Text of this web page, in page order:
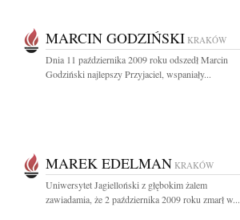
MARCIN GODZIŃSKI KRAKÓW
Dnia 11 października 2009 roku odszedł Marcin
Godziński najlepszy Przyjaciel, wspaniały...
MAREK EDELMAN KRAKÓW
Uniwersytet Jagielloński z głębokim żalem
zawiadamia, że 2 października 2009 roku zmarł w...